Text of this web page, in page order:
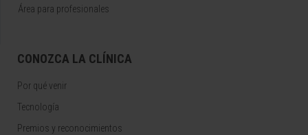
Área para profesionales
CONOZCA LA CLÍNICA
Por qué venir
Tecnología
Premios y reconocimientos